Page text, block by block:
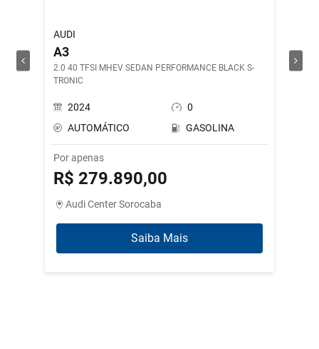
AUDI
A3
2.0 40 TFSI MHEV SEDAN PERFORMANCE BLACK S-
TRONIC
2024
0
AUTOMÁTICO
GASOLINA
Por apenas
R$ 279.890,00
Audi Center Sorocaba
Saiba Mais
DRILL